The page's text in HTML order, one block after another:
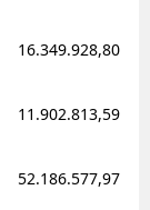
16.349.928,80
11.902.813,59
52.186.577,97